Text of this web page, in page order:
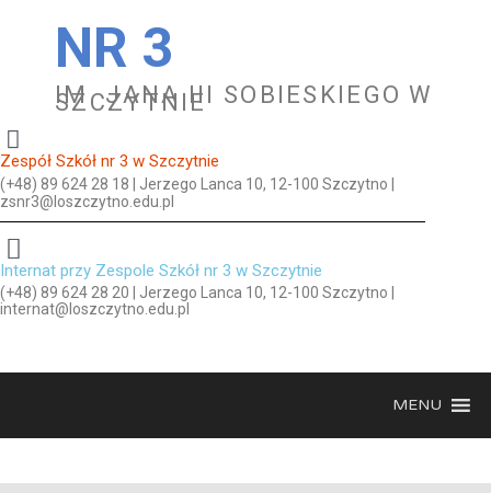
NR 3
IM. JANA III SOBIESKIEGO W
SZCZYTNIE
Zespół Szkół nr 3 w Szczytnie
(+48) 89 624 28 18 | Jerzego Lanca 10, 12-100 Szczytno |
zsnr3@loszczytno.edu.pl
Internat przy Zespole Szkół nr 3 w Szczytnie
(+48) 89 624 28 20 | Jerzego Lanca 10, 12-100 Szczytno |
internat@loszczytno.edu.pl
MENU